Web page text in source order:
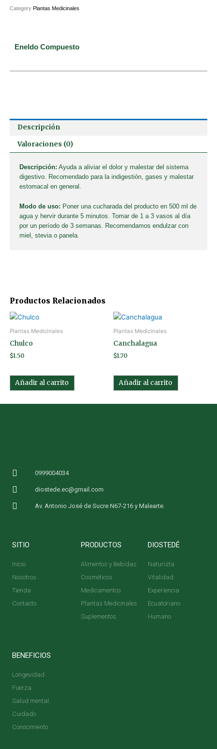
Category Plantas Medicinales
Productos Relacionados
Plantas Medicinales
Chulco
$1.50
Añadir al carrito
Plantas Medicinales
Canchalagua
$1.70
Añadir al carrito
Eneldo Compuesto
Descripción
Valoraciones (0)
Descripción: Ayuda a aliviar el dolor y malestar del sistema
digestivo. Recomendado para la indigestión, gases y malestar
estomacal en general.
Modo de uso: Poner una cucharada del producto en 500 ml de
agua y hervir durante 5 minutos. Tomar de 1 a 3 vasos al día
por un período de 3 semanas. Recomendamos endulzar con
miel, stevia o panela.
0999004034
diostede.ec@gmail.com
Av. Antonio José de Sucre N67-216 y Malearte.
SITIO
Inicio
Nosotros
Tienda
Contacto
PRODUCTOS
Alimentos y Bebidas
Cosméticos
Medicamentos
Plantas Medicinales
Suplementos
DIOSTEDÉ
Naturista
Vitalidad
Experiencia
Ecuatoriano
Humano
BENEFICIOS
Longevidad
Fuerza
Salud mental
Cuidado
Conocimiento